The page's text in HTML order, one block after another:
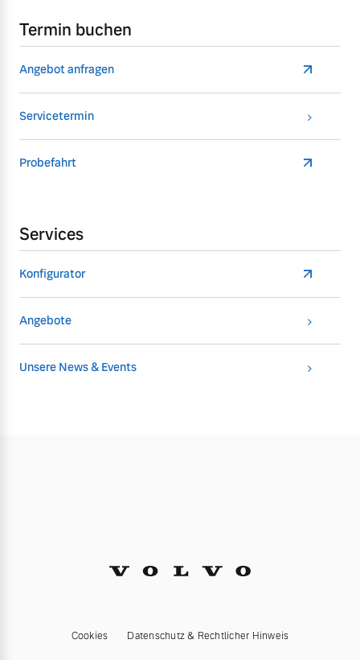
Termin buchen
Angebot anfragen
Servicetermin
Probefahrt
Services
Konfigurator
Angebote
Unsere News & Events
Cookies Datenschutz & Rechtlicher Hinweis